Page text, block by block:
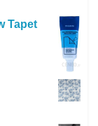
Tapet